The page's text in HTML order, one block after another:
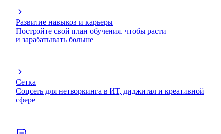
Развитие навыков и карьеры
Постройте свой план обучения, чтобы расти
и зарабатывать больше
Сетка
Соцсеть для нетворкинга в ИТ, диджитал и креативной
сфере